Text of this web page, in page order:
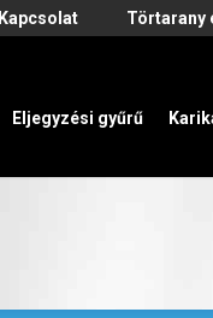
Kapcsolat Törtarany
Eljegyzési gyűrű